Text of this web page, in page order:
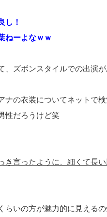
し！
ねーよなｗｗ
、ズボンスタイルでの出演が
ナの衣装についてネットで
性だろうけど笑
き言ったように、細くて長
らいの方が魅力的に見える